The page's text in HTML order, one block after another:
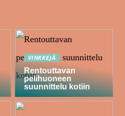
VINKKEJÄ
Rentouttavan
pelihuoneen
suunnittelu kotiin